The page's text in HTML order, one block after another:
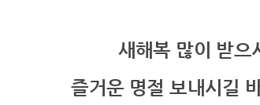
새해복 많이 받으
즐거운 명절 보내시길